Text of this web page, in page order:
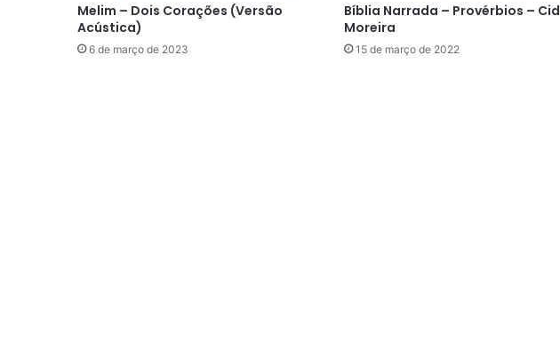
Melim – Dois Corações (Versão
Acústica)
6 de março de 2023
Bíblia Narrada – Provérbios – Cid
Moreira
15 de março de 2022